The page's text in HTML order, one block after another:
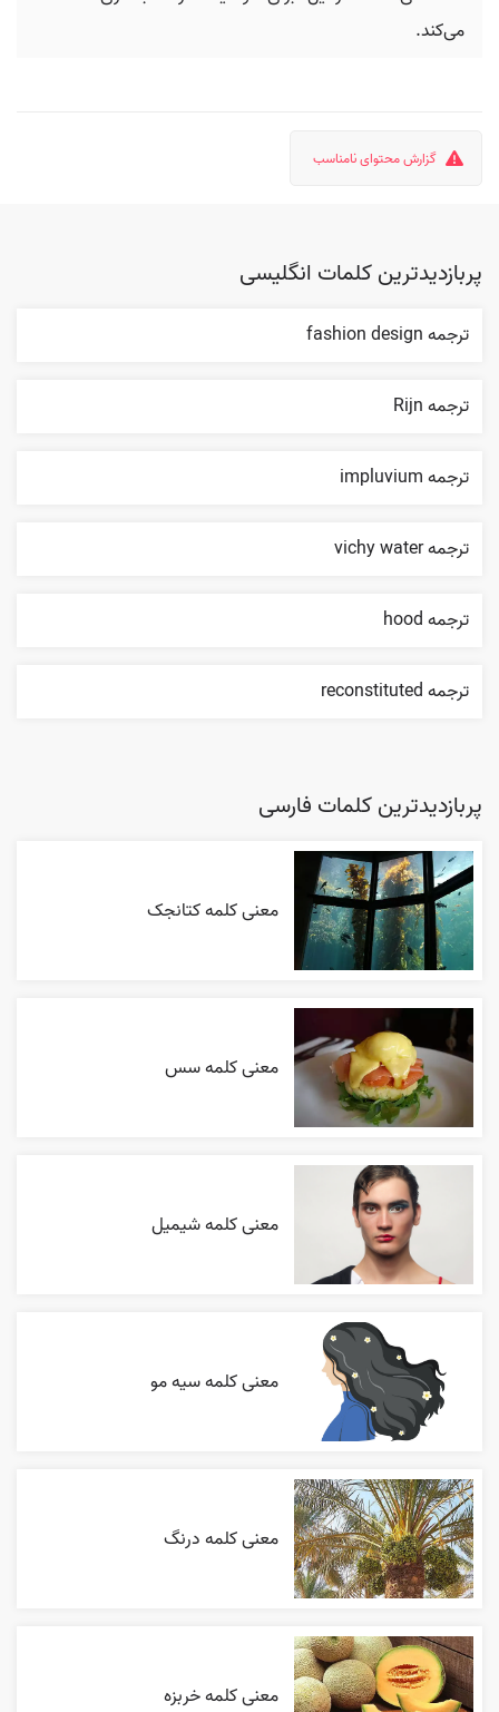
می‌کند.
گزارش محتوای نامناسب
پربازدیدترین کلمات انگلیسی
ترجمه fashion design
ترجمه Rijn
ترجمه impluvium
ترجمه vichy water
ترجمه hood
ترجمه reconstituted
پربازدیدترین کلمات فارسی
معنی کلمه کتانجک
معنی کلمه سس
معنی کلمه شیمیل
معنی کلمه سیه مو
معنی کلمه درنگ
معنی کلمه خربزه